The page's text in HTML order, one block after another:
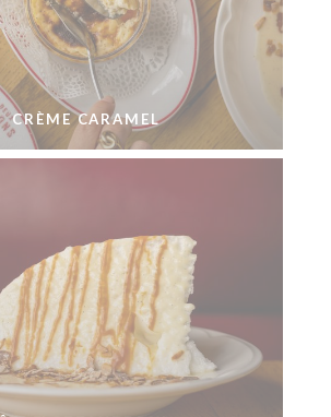
CRÈME CARAMEL